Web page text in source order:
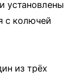
установлены
с колючей
из трёх